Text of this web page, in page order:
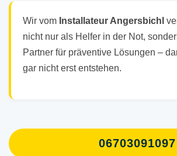
Wir vom Installateur Angersbichl
nicht nur als Helfer in der Not,
Partner für präventive Lösungen –
gar nicht erst entstehen.
06703091097